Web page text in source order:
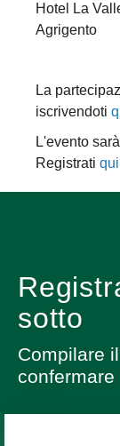
Hotel La
Agrigento
La
iscrivendoti
L'evento
Registrati qui
sotto
Compilare